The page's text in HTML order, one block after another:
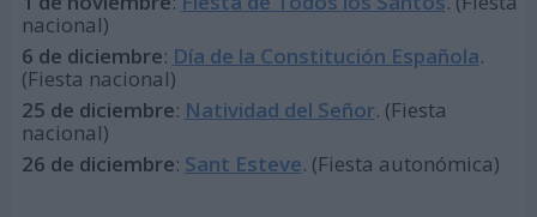
nacional)
6 de diciembre: Día de la Constitución Española.
(Fiesta nacional)
25 de diciembre: Natividad del Señor. (Fiesta
nacional)
26 de diciembre: Sant Esteve. (Fiesta autonómica)